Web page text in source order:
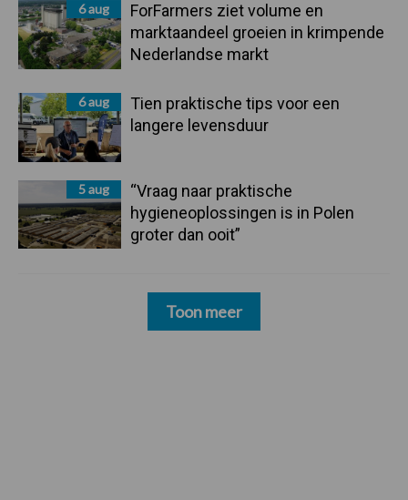
6 aug
ForFarmers ziet volume en
marktaandeel groeien in krimpende
Nederlandse markt
6 aug
Tien praktische tips voor een
langere levensduur
5 aug
“Vraag naar praktische
hygieneoplossingen is in Polen
groter dan ooit”
Toon meer